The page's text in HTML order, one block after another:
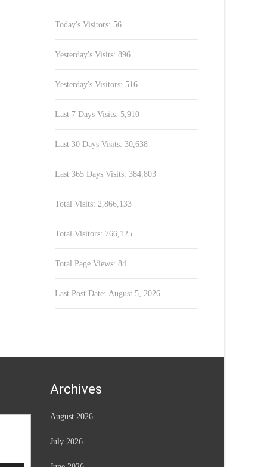
Today's Visitors: 56
Yesterday's Visits: 896
Yesterday's Visitors: 516
Last 7 Days Visits: 5,910
Last 30 Days Visits: 30,638
Last 365 Days Visits: 384,803
Total Visits: 2,866,133
Total Visitors: 766,125
Total Page Views: 84
Last Post Date: August 5, 2026
Archives
August 2026
July 2026